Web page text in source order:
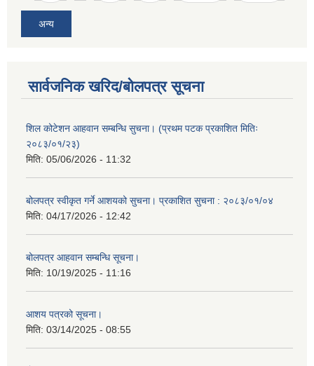
अन्य
सार्वजनिक खरिद/बोलपत्र सूचना
शिल कोटेशन आहवान सम्बन्धि सुचना। (प्रथम पटक प्रकाशित मितिः
२०८३/०१/२३)
मिति: 05/06/2026 - 11:32
बोलपत्र स्वीकृत गर्ने आशयको सुचना। प्रकाशित सुचना : २०८३/०१/०४
मिति: 04/17/2026 - 12:42
बोलपत्र आहवान सम्बन्धि सूचना।
मिति: 10/19/2025 - 11:16
आशय पत्रको सूचना।
मिति: 03/14/2025 - 08:55